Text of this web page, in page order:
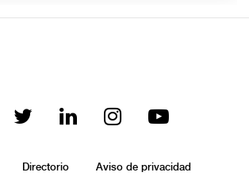
Directorio Aviso de privacidad